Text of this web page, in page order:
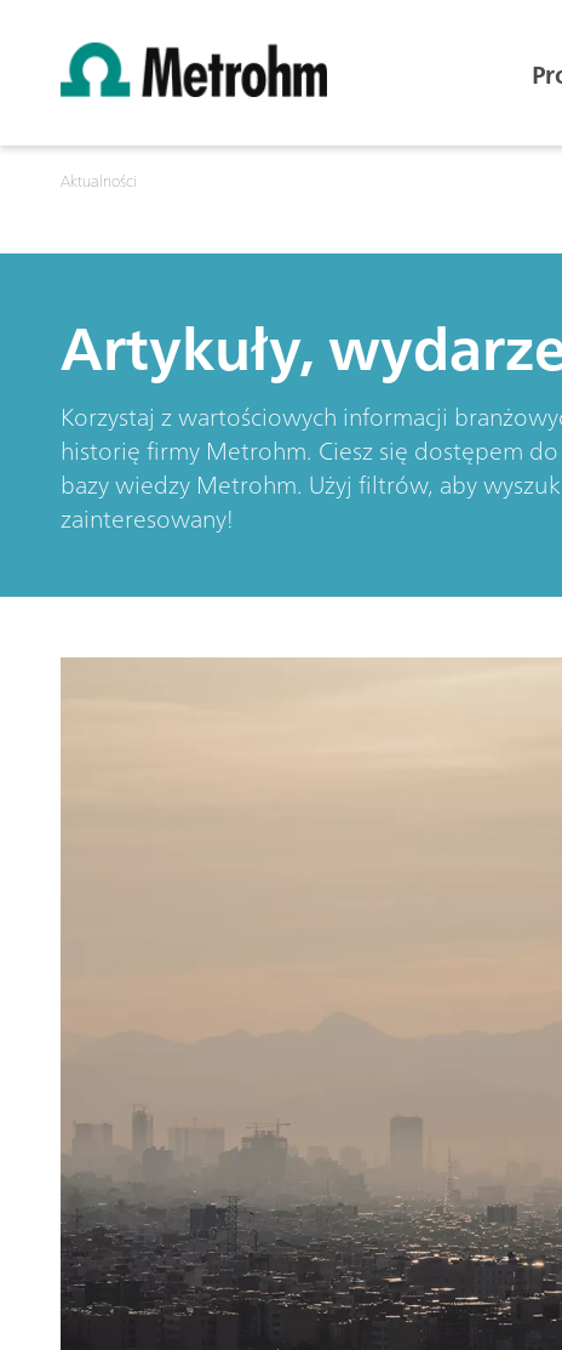
Aktualności
Artykuły,
Korzystaj z wartościowych informacji
historię firmy Metrohm. Ciesz się dostępem
bazy wiedzy Metrohm. Użyj filtrów, aby
zainteresowany!